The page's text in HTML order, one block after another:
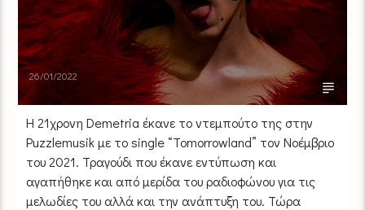
26/01/2022
Η 21χρονη Demetria έκανε το ντεμπούτο της στην
Puzzlemusik με το single “Tomorrowland” τον Νοέμβριο
του 2021. Τραγούδι που έκανε εντύπωση και
αγαπήθηκε και από μερίδα του ραδιοφώνου για τις
μελωδίες του αλλά και την ανάπτυξη του. Τώρα